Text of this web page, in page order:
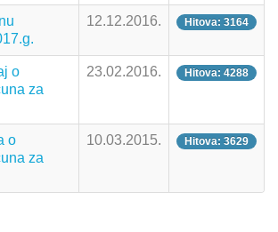
12.12.2016. Hitova: 3164
o
za
23.02.2016. Hitova: 4288
o
za
10.03.2015. Hitova: 3629